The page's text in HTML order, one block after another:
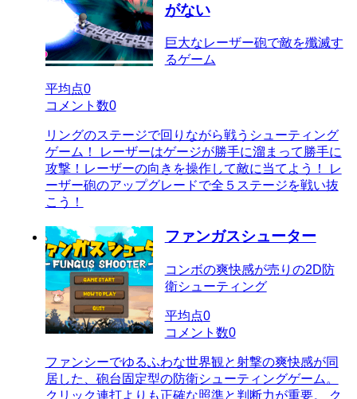
がない
巨大なレーザー砲で敵を殲滅す
るゲーム
平均点0
コメント数0
リングのステージで回りながら戦うシューティング
ゲーム！ レーザーはゲージが勝手に溜まって勝手に
攻撃！レーザーの向きを操作して敵に当てよう！ レ
ーザー砲のアップグレードで全５ステージを戦い抜
こう！
ファンガスシューター
コンボの爽快感が売りの2D防
衛シューティング
平均点0
コメント数0
ファンシーでゆるふわな世界観と射撃の爽快感が同
居した、砲台固定型の防衛シューティングゲーム。
クリック連打よりも正確な照準と判断力が重要。 ク